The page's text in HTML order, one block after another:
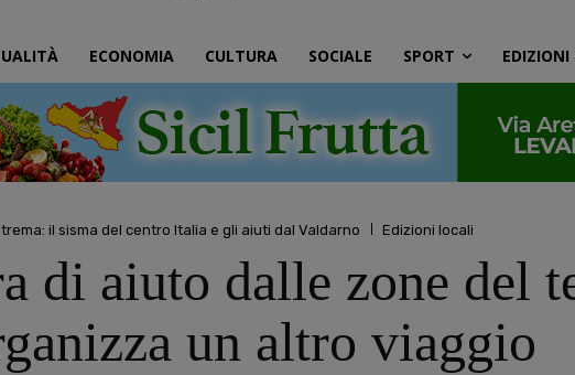
ECONOMIA CULTURA SOCIALE SPORT EDIZIONI
il sisma del centro Italia e gli aiuti dal Valdarno Edizioni locali
di aiuto dalle zone del
un altro viaggio